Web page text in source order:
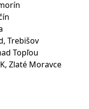
Trebišov
Topľou
Zlaté Moravce